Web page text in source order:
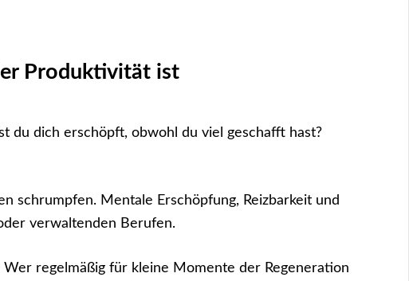
Produktivität ist
du dich erschöpft, obwohl du viel geschafft hast?
schrumpfen. Mentale Erschöpfung, Reizbarkeit und
verwaltenden Berufen.
regelmäßig für kleine Momente der Regeneration